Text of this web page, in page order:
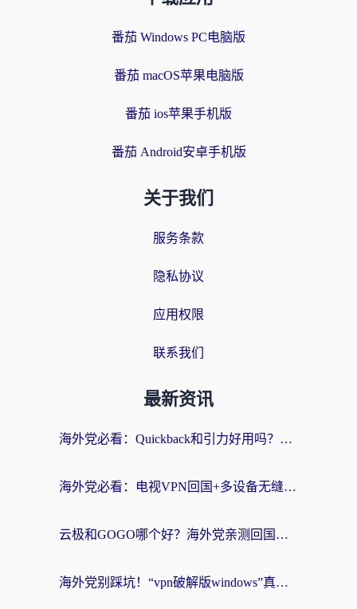
番茄 Windows PC电脑版
番茄 macOS苹果电脑版
番茄 ios苹果手机版
番茄 Android安卓手机版
关于我们
服务条款
隐私协议
应用权限
联系我们
最新资讯
海外党必看：Quickback和引力好用吗？3分钟搞懂回国加速器怎么选
海外党必看：电视VPN回国+多设备无缝访问国内资源的实用指南
云极和GOGO哪个好？海外党亲测回国加速器选择指南（附iOS免费&Windows VPN实用技巧）
海外党别踩坑！“vpn破解版windows”真的能用？教你选对回国加速器无缝刷国内资源